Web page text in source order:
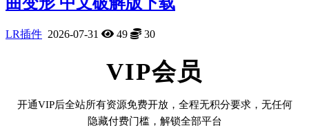
LR插件 2026-07-31 49 30
VIP会员
开通VIP后全站所有资源免费开放，全程无积分要求，无任何
隐藏付费门槛，解锁全部平台